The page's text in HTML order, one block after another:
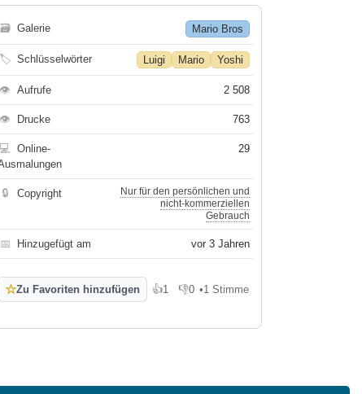
🗃 Galerie Mario Bros
🏷 Schlüsselwörter Luigi Mario Yoshi
👁 Aufrufe 2 508
👁 Drucke 763
💻
Online-
29
🔒 Copyright
Nur für den persönlichen und
nicht-kommerziellen
Gebrauch
📅 Hinzugefügt am vor 3 Jahren
☆Zu Favoriten hinzufügen 👍1
Gefällt mir
👎0
Gefällt mir nicht
•1 Stimme